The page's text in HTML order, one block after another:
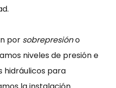
por sobrepresióno
niveles de presión e
hidráulicos para